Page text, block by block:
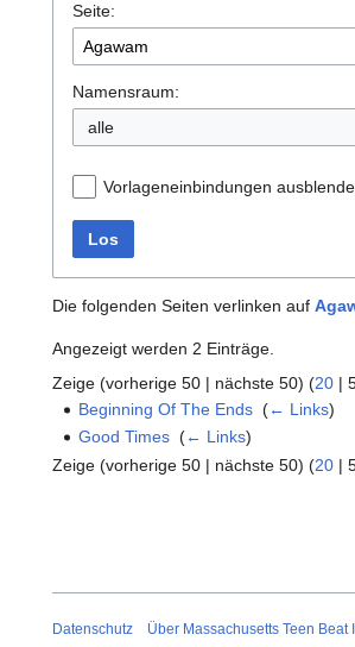
Seite:
Namensraum:
alle
Vorlageneinbindungen
Los
Die folgenden Seiten verlinken auf
Angezeigt werden 2 Einträge.
Zeige (vorherige 50 | nächste 50) (20 |
Beginning Of The Ends ‎(← Links)
Good Times ‎(← Links)
Zeige (vorherige 50 | nächste 50) (20 |
Datenschutz Über Massachusetts Teen Beat